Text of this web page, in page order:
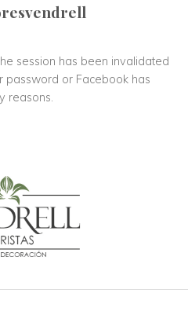
session has been invalidated
password or Facebook has
reasons.